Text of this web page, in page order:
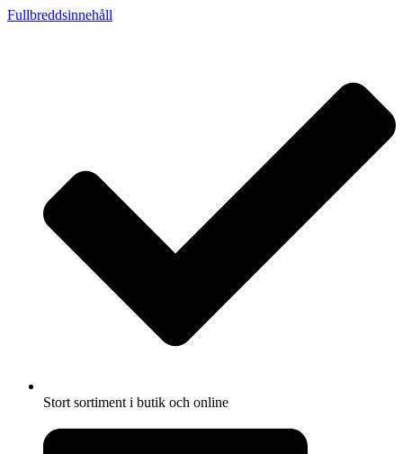
Fullbreddsinnehåll
Stort sortiment i butik och online